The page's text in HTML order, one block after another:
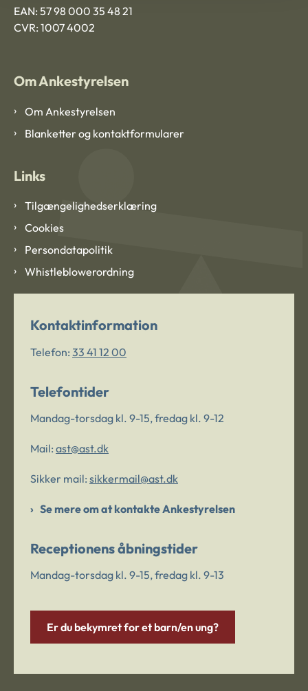
EAN: 57 98 000 35 48 21
CVR: 1007 4002
Om Ankestyrelsen
Om Ankestyrelsen
Blanketter og kontaktformularer
Links
Tilgængelighedserklæring
Cookies
Persondatapolitik
Whistleblowerordning
Kontaktinformation
Telefon: 33 41 12 00
Telefontider
Mandag-torsdag kl. 9-15, fredag kl. 9-12
Mail: ast@ast.dk
Sikker mail: sikkermail@ast.dk
Se mere om at kontakte Ankestyrelsen
Receptionens åbningstider
Mandag-torsdag kl. 9-15, fredag kl. 9-13
Er du bekymret for et barn/en ung?